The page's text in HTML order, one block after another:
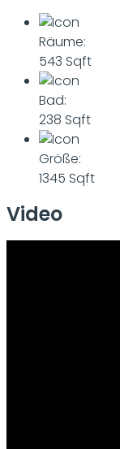
Räume:
543 Sqft
Bad:
238 Sqft
Größe:
1345 Sqft
Video